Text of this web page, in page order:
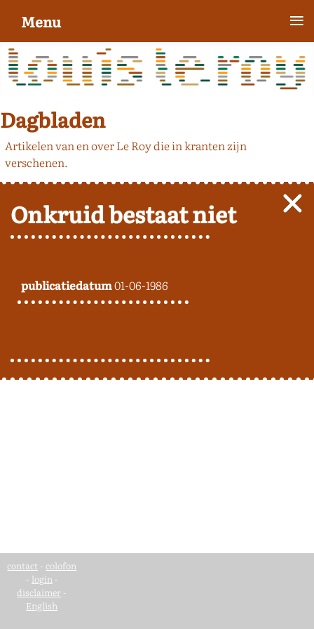
Dagbladen
Artikelen van en over Le Roy die in kranten zijn
verschenen.
Onkruid bestaat niet
publicatiedatum01-06-1986
contact - colofon
- login -
disclaimer -
English
Menu ≡